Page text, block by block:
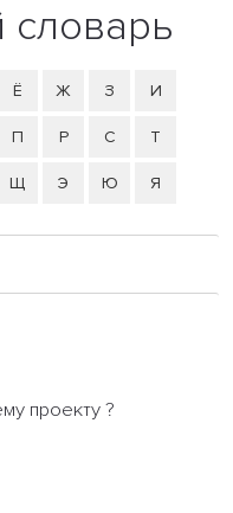
словарь
Ё Ж З И
П Р С Т
Щ Э Ю Я
проекту ?